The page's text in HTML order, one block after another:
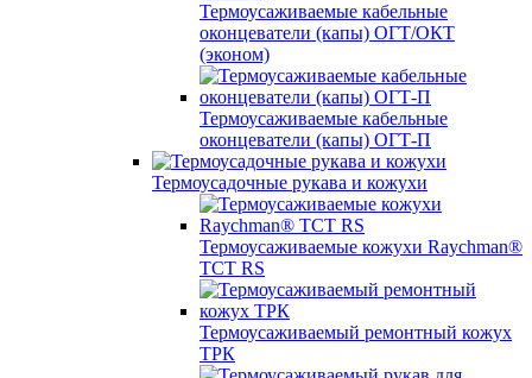
Термоусаживаемые кабельные
оконцеватели (капы) ОГТ/ОКТ
(эконом)
Термоусаживаемые кабельные
оконцеватели (капы) ОГТ-П
Термоусадочные рукава и кожухи
Термоусаживаемые кожухи Raychman®
TCT RS
Термоусаживаемый ремонтный кожух
ТРК